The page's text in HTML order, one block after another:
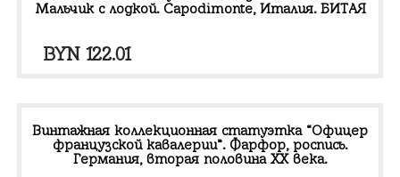
Мальчик с лодкой. Capodimonte, Италия. БИТАЯ
BYN 122.01
Винтажная коллекционная статуэтка “Офицер
французской кавалерии”. Фарфор, роспись.
Германия, вторая половина XX века.